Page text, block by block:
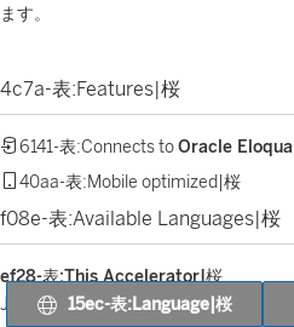
ます。
4c7a-表:Features|桜
6141-表:Connects toOracle Eloqua
40aa-表:Mobile optimized|桜
f08e-表:Available Languages|桜
ef28-表:This Accelerator|桜
Japanese15ec-表:Language|桜